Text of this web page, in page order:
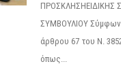
ΠΡΟΣΚΛΗΣΗΕΙΔΙΚΗΣ
ΣΥΜΒΟΥΛΙΟΥ
άρθρου 67 του Ν.
όπως...